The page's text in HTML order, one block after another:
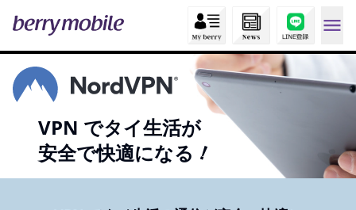
VPN でタイ生活が
安全で快適になる！